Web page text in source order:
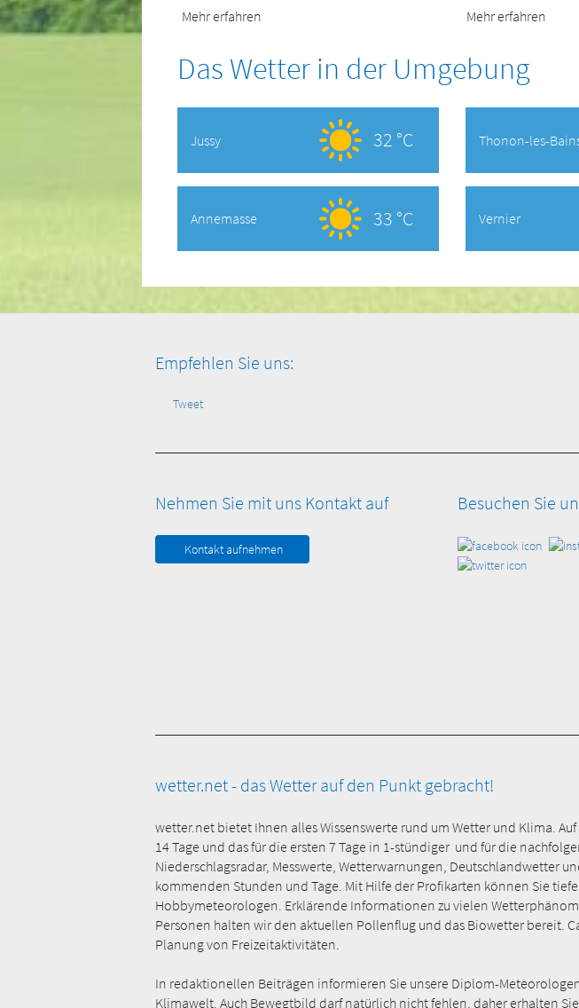
Mehr erfahren Mehr erfahren
Das Wetter in der Umgebung
Jussy 32 °C Thonon-les-
Annemasse 33 °C Vernier
Empfehlen Sie uns:
Tweet
Nehmen Sie mit uns Kontakt auf
Kontakt aufnehmen
Besuchen Sie
wetter.net - das Wetter auf den Punkt gebracht!
wetter.net bietet Ihnen alles Wissenswerte rund um Wetter und Klima.
14 Tage und das für die ersten 7 Tage in 1-stündiger und für die
Niederschlagsradar, Messwerte, Wetterwarnungen, Deutschlandwetter
kommenden Stunden und Tage. Mit Hilfe der Profikarten können Sie
Hobbymeteorologen. Erklärende Informationen zu vielen
Personen halten wir den aktuellen Pollenflug und das Biowetter bereit.
Planung von Freizeitaktivitäten.
In redaktionellen Beiträgen informieren Sie unsere Diplom-
Klimawelt. Auch Bewegtbild darf natürlich nicht fehlen, daher erhalten